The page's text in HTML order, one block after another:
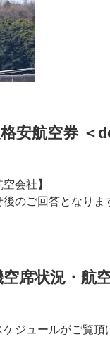
安航空券 ＜
会社】
のご回答となり
席状況・航
ジュールがご覧